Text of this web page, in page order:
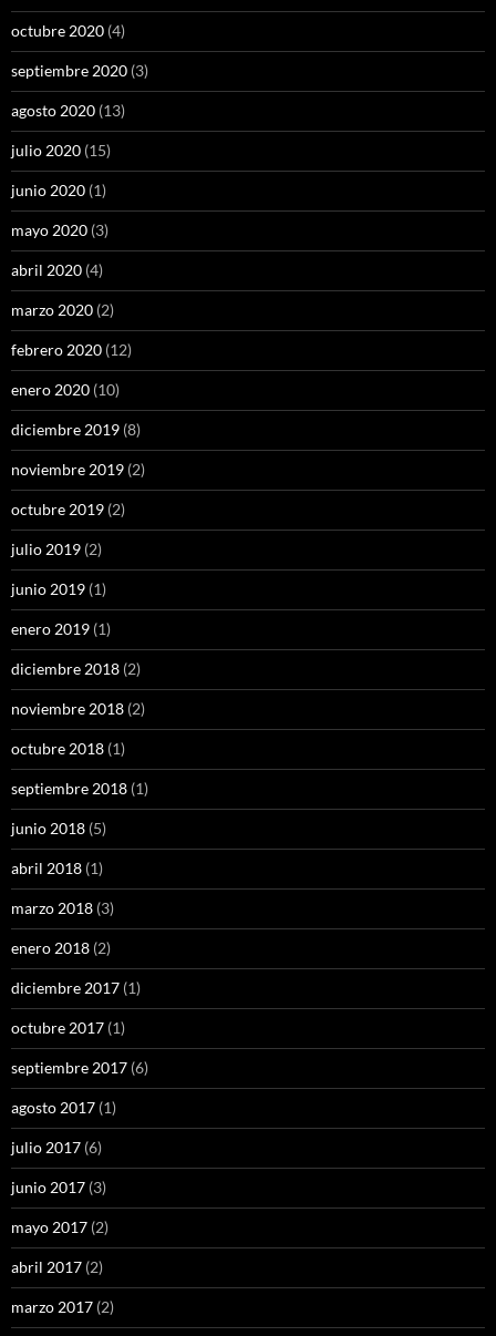
octubre 2020 (4)
septiembre 2020 (3)
agosto 2020 (13)
julio 2020 (15)
junio 2020 (1)
mayo 2020 (3)
abril 2020 (4)
marzo 2020 (2)
febrero 2020 (12)
enero 2020 (10)
diciembre 2019 (8)
noviembre 2019 (2)
octubre 2019 (2)
julio 2019 (2)
junio 2019 (1)
enero 2019 (1)
diciembre 2018 (2)
noviembre 2018 (2)
octubre 2018 (1)
septiembre 2018 (1)
junio 2018 (5)
abril 2018 (1)
marzo 2018 (3)
enero 2018 (2)
diciembre 2017 (1)
octubre 2017 (1)
septiembre 2017 (6)
agosto 2017 (1)
julio 2017 (6)
junio 2017 (3)
mayo 2017 (2)
abril 2017 (2)
marzo 2017 (2)